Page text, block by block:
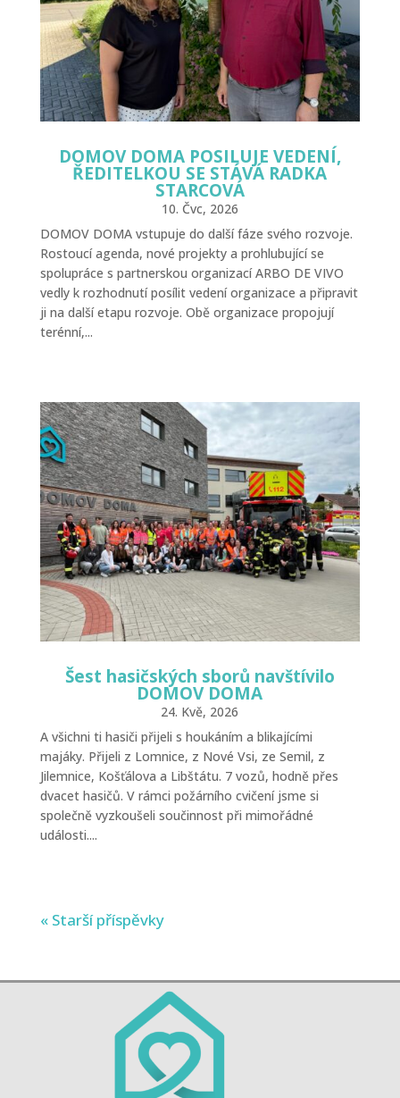
DOMOV DOMA POSILUJE VEDENÍ,
ŘEDITELKOU SE STÁVÁ RADKA
STARCOVÁ
10. Čvc, 2026
DOMOV DOMA vstupuje do další fáze svého rozvoje.
Rostoucí agenda, nové projekty a prohlubující se
spolupráce s partnerskou organizací ARBO DE VIVO
vedly k rozhodnutí posílit vedení organizace a připravit
ji na další etapu rozvoje. Obě organizace propojují
terénní,...
Šest hasičských sborů navštívilo
DOMOV DOMA
24. Kvě, 2026
A všichni ti hasiči přijeli s houkáním a blikajícími
majáky. Přijeli z Lomnice, z Nové Vsi, ze Semil, z
Jilemnice, Košťálova a Libštátu. 7 vozů, hodně přes
dvacet hasičů. V rámci požárního cvičení jsme si
společně vyzkoušeli součinnost při mimořádné
události....
« Starší příspěvky